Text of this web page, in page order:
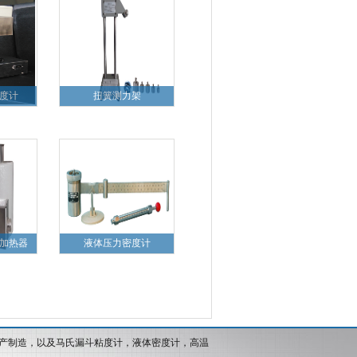
计 扭簧测力架
热器 液体压力密度计
制造，以及马氏漏斗粘度计，液体密度计，高温